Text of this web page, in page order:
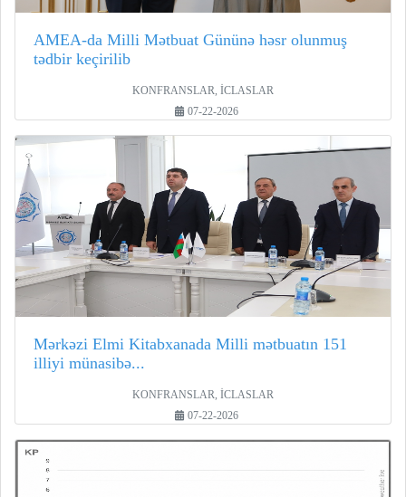
AMEA-da Milli Mətbuat Gününə həsr olunmuş
tədbir keçirilib
KONFRANSLAR, İCLASLAR
07-22-2026
Mərkəzi Elmi Kitabxanada Milli mətbuatın 151
illiyi münasibə...
KONFRANSLAR, İCLASLAR
07-22-2026